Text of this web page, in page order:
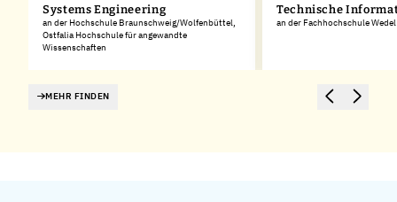
Systems Engineering
an der Hochschule Braunschweig/Wolfenbüttel,
Ostfalia Hochschule für angewandte
Wissenschaften
Technische
an der Fachhochschule Wedel
MEHR FINDEN